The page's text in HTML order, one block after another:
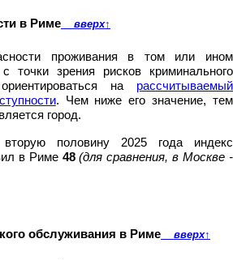
в Риме вверх↑
проживания в том или ином
точки зрения рисков криминального
на рассчитываемый
. Чем ниже его значение, тем
город.
половину 2025 года индекс
в Риме 48 (для сравнения, в Москве -
обслуживания в Риме вверх↑